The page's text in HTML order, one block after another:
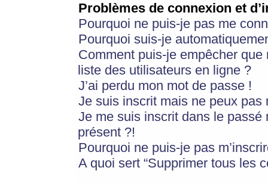
Problèmes de connexion et
Pourquoi ne puis-je pas me
Pourquoi suis-je
Comment puis-je empêcher
liste des utilisateurs en ligne ?
J’ai perdu mon mot de passe !
Je suis inscrit mais ne peux pas
Je me suis inscrit dans le
présent ?!
Pourquoi ne puis-je pas
A quoi sert “Supprimer tous les